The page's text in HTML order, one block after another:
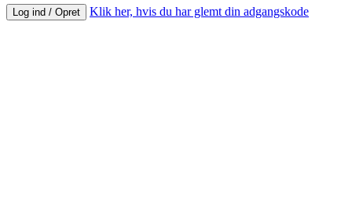
Log ind / Opret Klik her, hvis du har glemt din adgangskode